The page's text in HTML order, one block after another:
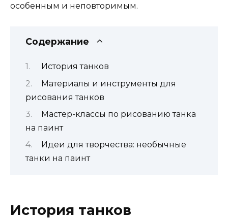
особенным и неповторимым.
Содержание
История танков
Материалы и инструменты для
рисования танков
Мастер-классы по рисованию танка
на паинт
Идеи для творчества: необычные
танки на паинт
История танков